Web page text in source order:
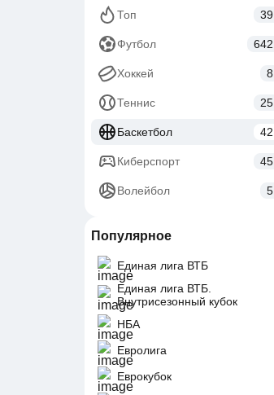
Топ 39
Футбол 642
Хоккей 8
Теннис 25
Баскетбол 42
Киберспорт 45
Волейбол 5
Популярное
Единая лига ВТБ
Единая лига ВТБ.
Внутрисезонный кубок
НБА
Евролига
Еврокубок